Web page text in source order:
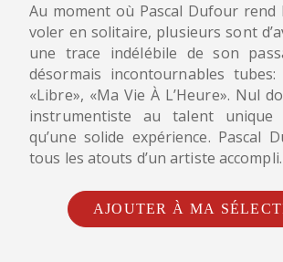
Au moment où Pascal Dufour rend
voler en solitaire, plusieurs sont
une trace indélébile de son
désormais incontournables tubes:
«Libre», «Ma Vie À L’Heure». Nul
instrumentiste au talent unique
qu’une solide expérience. Pascal
tous les atouts d’un artiste accompli.
AJOUTER À MA